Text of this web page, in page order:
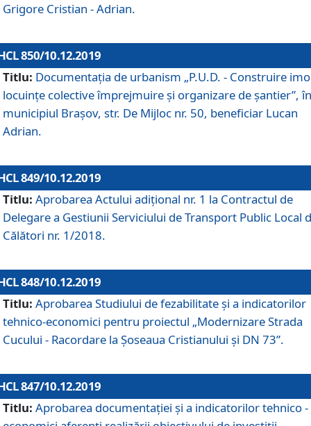
Grigore Cristian - Adrian.
850/10.12.2019
Titlu: Documentaţia de urbanism „P.U.D. - Construire
locuințe colective împrejmuire și organizare de șantier”, în
municipiul Braşov, str. De Mijloc nr. 50, beneficiar Lucan
Adrian.
849/10.12.2019
Titlu: Aprobarea Actului adiţional nr. 1 la Contractul de
Delegare a Gestiunii Serviciului de Transport Public Local
Călători nr. 1/2018.
848/10.12.2019
Titlu: Aprobarea Studiului de fezabilitate şi a indicatorilor
tehnico-economici pentru proiectul „Modernizare Strada
Cucului - Racordare la Șoseaua Cristianului și DN 73”.
847/10.12.2019
Titlu: Aprobarea documentației și a indicatorilor tehnico -